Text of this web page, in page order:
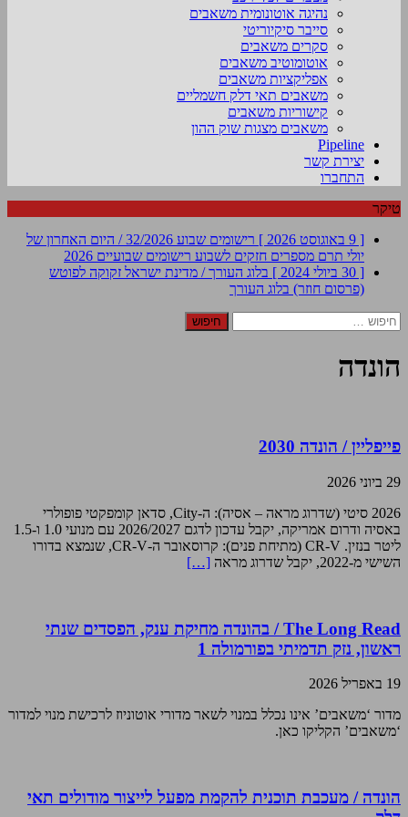
נהיגה אוטונומית משאבים
סייבר סיקיוריטי
סקרים משאבים
אוטומוטיב משאבים
אפליקציות משאבים
משאבים תאי דלק חשמליים
קישוריות משאבים
משאבים מצגות שוק ההון
Pipeline
יצירת קשר
התחברו
טיקר
[ 9 באוגוסט 2026 ]
רישומים שבוע 32/2026 / היום האחרון של
יולי תרם מספרים חזקים לשבוע רישומים שבועיים 2026
[ 30 ביולי 2024 ]
בלוג העורך / מדינת ישראל זקוקה לפוטש
(פרסום חוזר) בלוג העורך
חיפוש:
הונדה
פייפליין / הונדה 2030
29 ביוני 2026
2026 סיטי (שדרוג מראה – אסיה): ה-City, סדאן קומפקטי פופולרי
באסיה ודרום אמריקה, יקבל עדכון לדגם 2026/2027 עם מנועי 1.0 ו-1.5
ליטר בנזין. CR-V (מתיחת פנים): קרוסאובר ה-CR-V, שנמצא בדורו
השישי מ-2022, יקבל שדרוג מראה
[…]
The Long Read / בהונדה מחיקת ענק, הפסדים שנתי
ראשון, נזק תדמיתי בפורמולה 1
19 באפריל 2026
מדור ‘משאבים’ אינו נכלל במנוי לשאר מדורי אוטוניוז לרכישת מנוי למדור
‘משאבים’ הקליקו כאן.
הונדה / מעכבת תוכנית להקמת מפעל לייצור מודולים תאי